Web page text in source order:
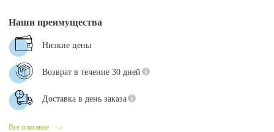
Все описание
Наши преимущества
Низкие цены
Возврат в течение 30 дней
Доставка в день заказа